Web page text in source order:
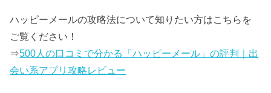
ハッピーメールの攻略法について知りたい方はこちらを
ご覧ください！
⇒500人の口コミで分かる「ハッピーメール」の評判｜出
会い系アプリ攻略レビュー